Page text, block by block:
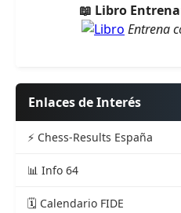
📖 Libro
Entrena
Enlaces de Interés
⚡ Chess-Results España
📊 Info 64
🗓️ Calendario FIDE